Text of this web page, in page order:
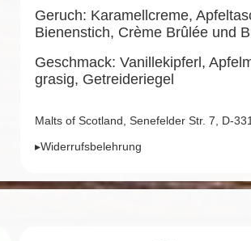
Geruch: Karamellcreme,
Bienenstich, Crème Brûlée und
Geschmack: Vanillekipferl,
grasig, Getreideriegel
Malts of Scotland, Senefelder Str. 7, D-
▸Widerrufsbelehrung